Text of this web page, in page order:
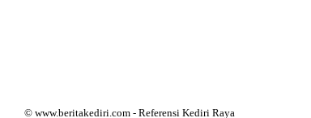
© www.beritakediri.com - Referensi Kediri Raya